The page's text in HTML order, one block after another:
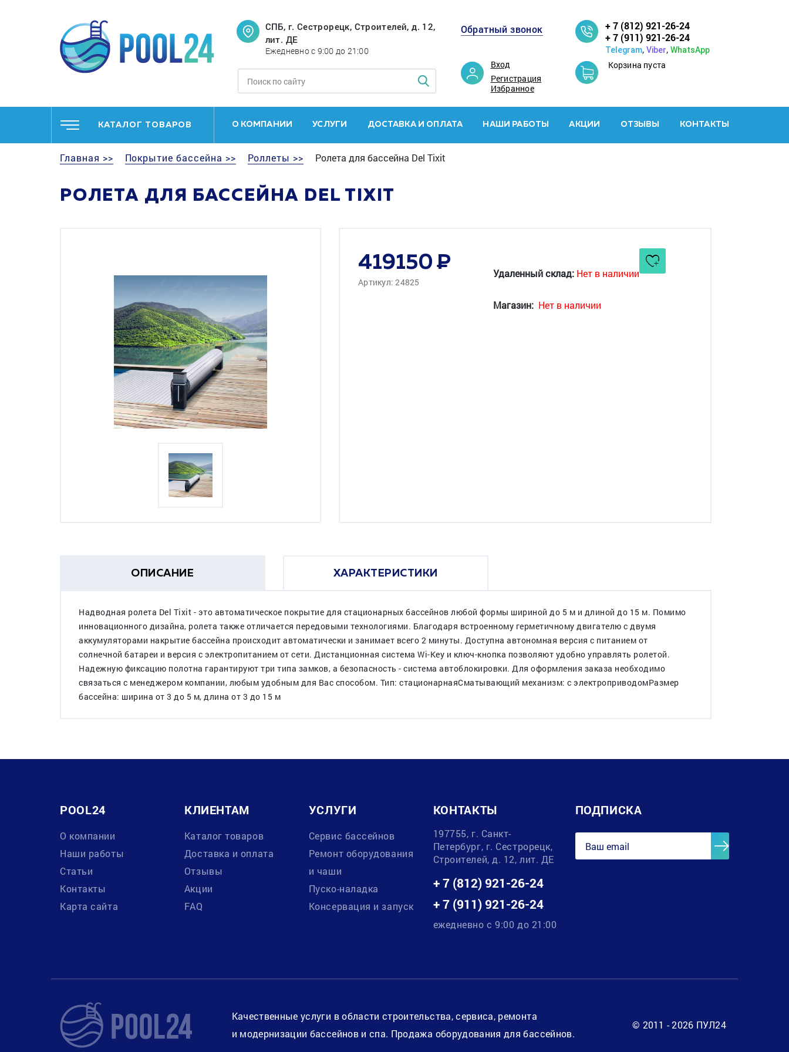
СПБ, г. Сестрорецк, Строителей, д. 12,
лит. ДЕ
Ежедневно с 9:00 до 21:00
Обратный звонок
Вход
Регистрация
Избранное
+ 7 (812) 921-26-24
+ 7 (911) 921-26-24
Telegram, Viber, WhatsApp
Корзина пуста
КАТАЛОГ ТОВАРОВ О КОМПАНИИ УСЛУГИ ДОСТАВКА И ОПЛАТА НАШИ РАБОТЫ АКЦИИ ОТЗЫВЫ КОНТАКТЫ
Главная >> Покрытие бассейна >> Роллеты >> Ролета для бассейна Del Tixit
РОЛЕТА ДЛЯ БАССЕЙНА DEL TIXIT
419150
Артикул: 24825
Удаленный склад: Нет в наличии
Магазин: Нет в наличии
ОПИСАНИЕ ХАРАКТЕРИСТИКИ
Надводная ролета Del Tixit - это автоматическое покрытие для стационарных бассейнов любой формы шириной до 5 м и длиной до 15 м. Помимо
инновационного дизайна, ролета также отличается передовыми технологиями. Благодаря встроенному герметичному двигателю с двумя
аккумуляторами накрытие бассейна происходит автоматически и занимает всего 2 минуты. Доступна автономная версия с питанием от
солнечной батареи и версия с электропитанием от сети. Дистанционная система Wi-Key и ключ-кнопка позволяют удобно управлять ролетой.
Надежную фиксацию полотна гарантируют три типа замков, а безопасность - система автоблокировки. Для оформления заказа необходимо
связаться с менеджером компании, любым удобным для Вас способом. Тип: стационарнаяСматывающий механизм: с электроприводомРазмер
бассейна: ширина от 3 до 5 м, длина от 3 до 15 м
POOL24
О компании
Наши работы
Статьи
Контакты
Карта сайта
КЛИЕНТАМ
Каталог товаров
Доставка и оплата
Отзывы
Акции
FAQ
УСЛУГИ
Сервис бассейнов
Ремонт оборудования
и чаши
Пуско-наладка
Консервация и запуск
КОНТАКТЫ
197755, г. Санкт-
Петербург, г. Сестрорецк,
Строителей, д. 12, лит. ДЕ
+ 7 (812) 921-26-24
+ 7 (911) 921-26-24
ежедневно с 9:00 до 21:00
ПОДПИСКА
Качественные услуги в области строительства, сервиса, ремонта
и модернизации бассейнов и спа. Продажа оборудования для бассейнов.
© 2011 - 2026 ПУЛ24